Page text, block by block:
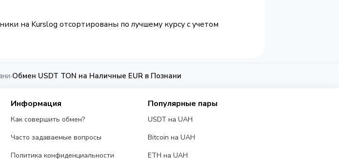
на Kurslog отсортированы по лучшему курсу с учетом
›Обмен USDT TON на Наличные EUR в Познани
Информация
Как совершить обмен?
Часто задаваемые вопросы
Политика конфиденциальности
Популярные пары
USDT на UAH
Bitcoin на UAH
ETH на UAH